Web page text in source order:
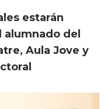
estarán
del
Aula Jove y